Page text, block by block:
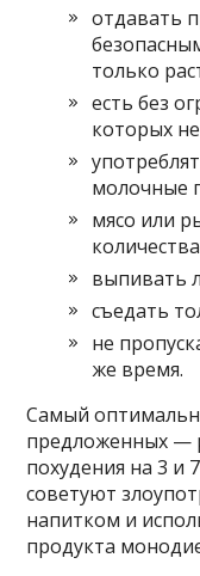
отдавать
только
есть без
которых
молочные
мясо или
выпивать
съедать
не
же время.
Самый
предложенных —
похудения на 3 и
советуют
напитком и
продукта